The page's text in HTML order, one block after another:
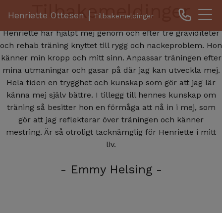
Henriette Ottesen Tilbakemeldinger
Tilbakemeldinger
Henriette har hjälpt mej genom och efter tre graviditeter
och rehab träning knyttet till rygg och nackeproblem. Hon
känner min kropp och mitt sinn. Anpassar träningen efter
mina utmaningar och gasar på där jag kan utveckla mej.
Hela tiden en trygghet och kunskap som gör att jag lär
känna mej själv bättre. I tillegg till hennes kunskap om
träning så besitter hon en förmåga att nå in i mej, som
gör att jag reflekterar över träningen och känner
mestring. Är så otroligt tacknämglig för Henriette i mitt
liv.
- Emmy Helsing -